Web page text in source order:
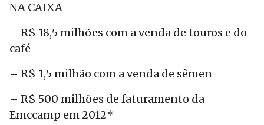
NA CAIXA
– R$ 18,5 milhões com a venda de touros e do
café
– R$ 1,5 milhão com a venda de sêmen
– R$ 500 milhões de faturamento da
Emccamp em 2012*